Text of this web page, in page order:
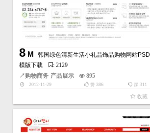
8M
韩国绿色清新生活小礼品饰品购物网站PSD
模版下载
: 2129
↗购物商务 产品展示 895
2012-11-29 踩 311
赞386
收藏